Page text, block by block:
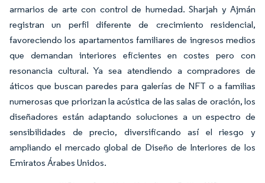
armarios de arte con control de humedad. Sharjah y Ajmán
registran un perfil diferente de crecimiento residencial,
favoreciendo los apartamentos familiares de ingresos medios
que demandan interiores eficientes en costes pero con
resonancia cultural. Ya sea atendiendo a compradores de
áticos que buscan paredes para galerías de NFT o a familias
numerosas que priorizan la acústica de las salas de oración, los
diseñadores están adaptando soluciones a un espectro de
sensibilidades de precio, diversificando así el riesgo y
ampliando el mercado global de Diseño de Interiores de los
Emiratos Árabes Unidos.